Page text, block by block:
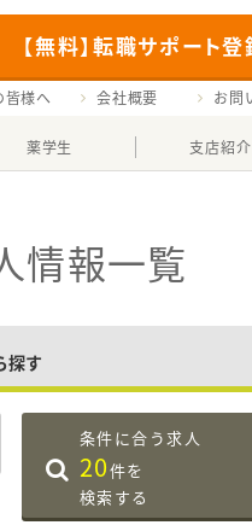
【無料】転職サポート登
皆様へ 会社概要 お問
薬学生 支店紹介
情報一覧
探す
条件に合う求人
20件を
検索する